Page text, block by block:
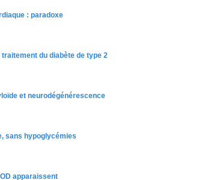
: paradoxe
du diabète de type 2
et neurodégénérescence
sans hypoglycémies
apparaissent